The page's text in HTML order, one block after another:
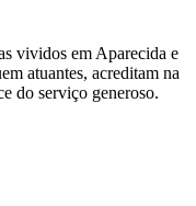
vividos em Aparecida e
atuantes, acreditam na
do serviço generoso.